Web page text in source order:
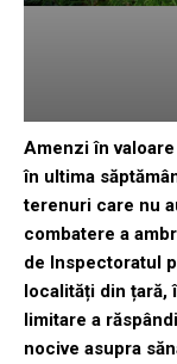
Amenzi în
în ultima
terenuri care nu
combatere a
de Inspectoratul
localități din țară,
limitare a
nocive asupra